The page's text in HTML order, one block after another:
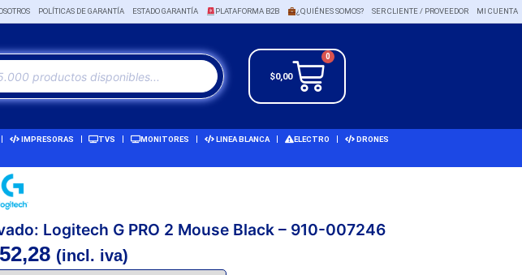
POLÍTICAS DE GARANTÍA ESTADO GARANTÍA PLATAFORMA B2B ¿QUIÉNES SOMOS? SER CLIENTE / PROVEEDOR MI CUENTA
$0,00
0
IMPRESORAS TVS MONITORES LINEA BLANCA ELECTRO DRONES
Logitech G PRO 2 Mouse Black – 910-007246
(incl. iva)